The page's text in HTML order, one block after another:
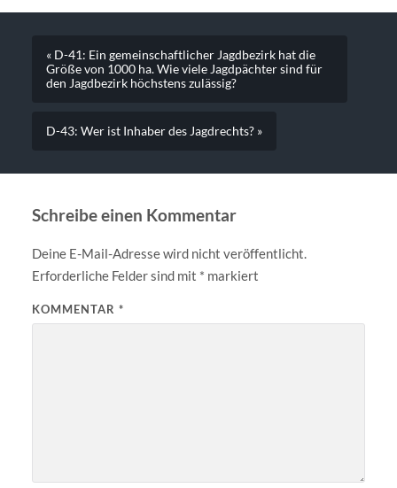
« D-41: Ein gemeinschaftlicher Jagdbezirk hat die
Größe von 1000 ha. Wie viele Jagdpächter sind für
den Jagdbezirk höchstens zulässig?
D-43: Wer ist Inhaber des Jagdrechts? »
Schreibe einen Kommentar
Deine E-Mail-Adresse wird nicht veröffentlicht.
Erforderliche Felder sind mit * markiert
KOMMENTAR *